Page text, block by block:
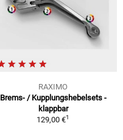
RAXIMO
Brems- / Kupplungshebelsets -
klappbar
129,00 €1